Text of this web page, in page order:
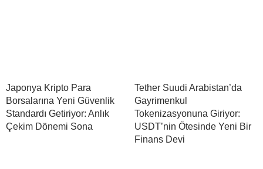
Japonya Kripto Para
Borsalarına Yeni Güvenlik
Standardı Getiriyor: Anlık
Çekim Dönemi Sona
Tether Suudi Arabistan’da
Gayrimenkul
Tokenizasyonuna Giriyor:
USDT’nin Ötesinde Yeni Bir
Finans Devi